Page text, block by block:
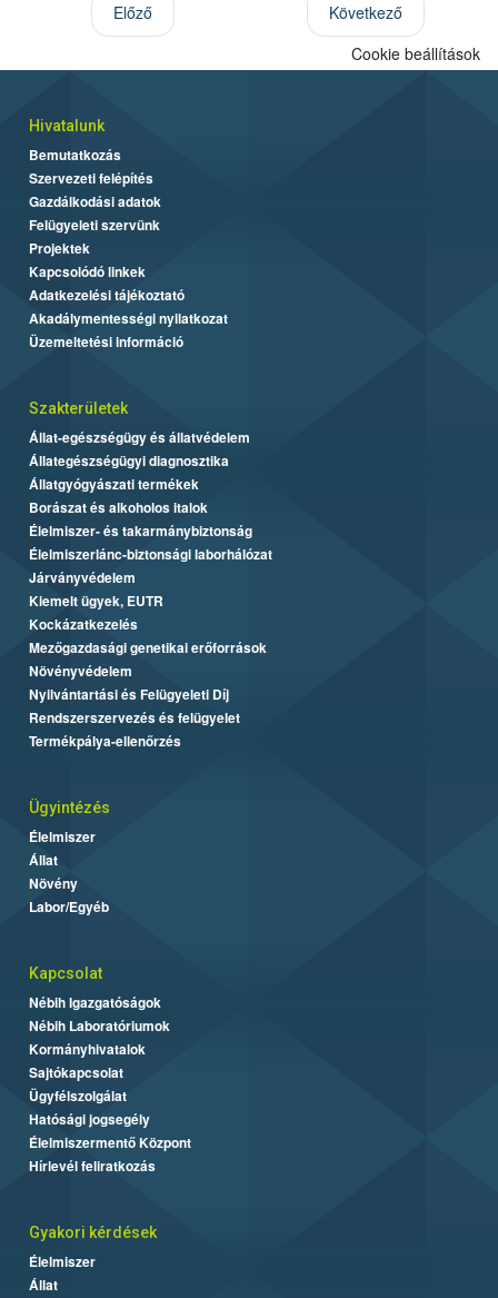
Előző
Következő
Cookie beállítások
Hivatalunk
Bemutatkozás
Szervezeti felépítés
Gazdálkodási adatok
Felügyeleti szervünk
Projektek
Kapcsolódó linkek
Adatkezelési tájékoztató
Akadálymentességi nyilatkozat
Üzemeltetési információ
Szakterületek
Állat-egészségügy és állatvédelem
Állategészségügyi diagnosztika
Állatgyógyászati termékek
Borászat és alkoholos italok
Élelmiszer- és takarmánybiztonság
Élelmiszerlánc-biztonsági laborhálózat
Járványvédelem
Kiemelt ügyek, EUTR
Kockázatkezelés
Mezőgazdasági genetikai erőforrások
Növényvédelem
Nyilvántartási és Felügyeleti Díj
Rendszerszervezés és felügyelet
Termékpálya-ellenőrzés
Ügyintézés
Élelmiszer
Állat
Növény
Labor/Egyéb
Kapcsolat
Nébih Igazgatóságok
Nébih Laboratóriumok
Kormányhivatalok
Sajtókapcsolat
Ügyfélszolgálat
Hatósági jogsegély
Élelmiszermentő Központ
Hírlevél feliratkozás
Gyakori kérdések
Élelmiszer
Állat